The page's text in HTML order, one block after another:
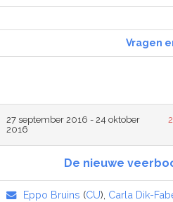
Vragen
27 september 2016 - 24 oktober
2016
De nieuwe
Eppo Bruins (CU), Carla Dik-